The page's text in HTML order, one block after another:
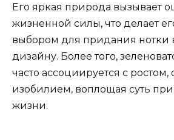
Его яркая природа вызывает
жизненной силы, что делает
выбором для придания нотки
дизайну. Более того,
часто ассоциируется с
изобилием, воплощая суть
жизни.